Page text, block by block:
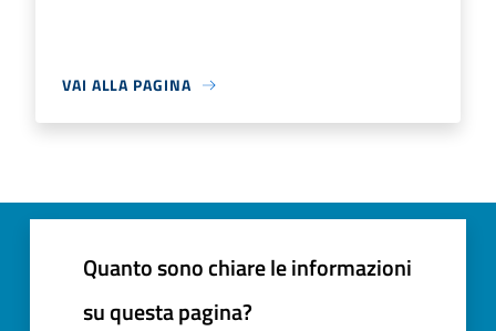
VAI ALLA PAGINA
Quanto sono chiare le informazioni
su questa pagina?